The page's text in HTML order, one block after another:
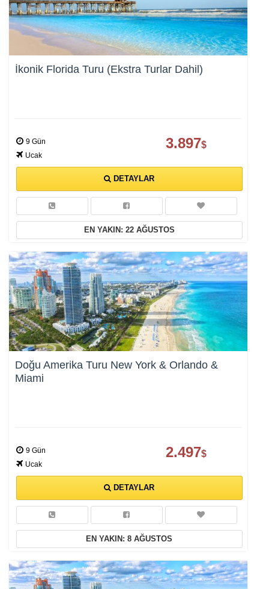
İkonik Florida Turu (Ekstra Turlar Dahil)
9 Gün
Ucak
3.897$
DETAYLAR
EN YAKIN: 22 AĞUSTOS
Doğu Amerika Turu New York & Orlando &
Miami
9 Gün
Ucak
2.497$
DETAYLAR
EN YAKIN: 8 AĞUSTOS